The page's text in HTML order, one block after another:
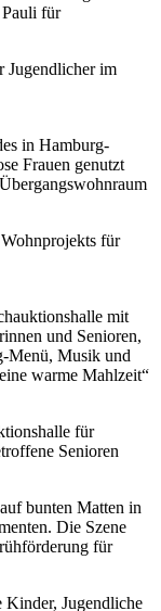
Jugendlicher im
für
für
Senioren
Kinder, Jugendliche